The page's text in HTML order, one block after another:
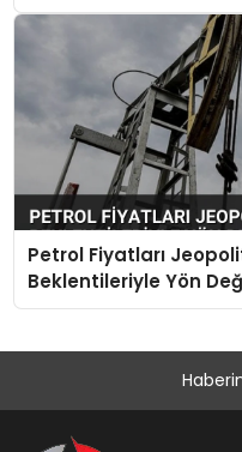
Petrol Fiyatları
Beklentileriyle Yön